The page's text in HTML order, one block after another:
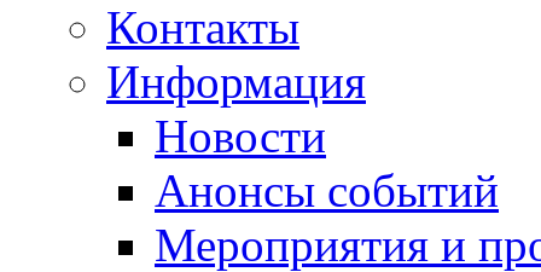
Контакты
Информация
Новости
Анонсы событий
Мероприятия и